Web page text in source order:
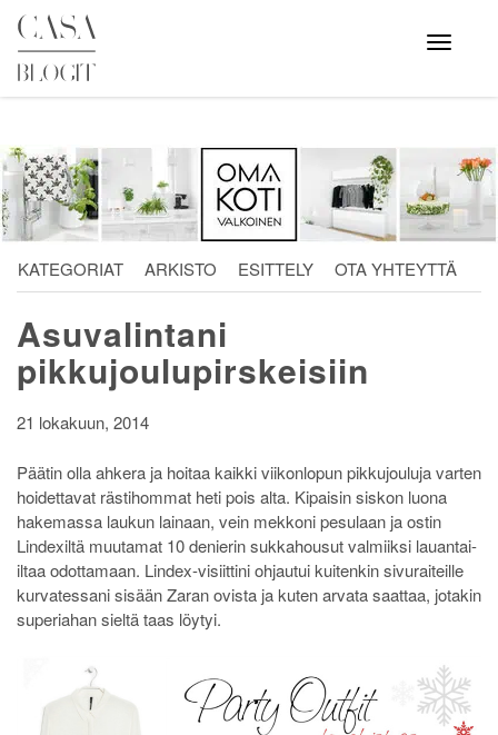
Skip
content
Avaa
valikko
KATEGORIAT ARKISTO ESITTELY OTA YHTEYTTÄ
Asuvalintani
pikkujoulupirskeisiin
21 lokakuun, 2014
Päätin olla ahkera ja hoitaa kaikki viikonlopun pikkujouluja varten
hoidettavat rästihommat heti pois alta. Kipaisin siskon luona
hakemassa laukun lainaan, vein mekkoni pesulaan ja ostin
Lindexiltä muutamat 10 denierin sukkahousut valmiiksi lauantai-
iltaa odottamaan. Lindex-visiittini ohjautui kuitenkin sivuraiteille
kurvatessani sisään Zaran ovista ja kuten arvata saattaa, jotakin
superiahan sieltä taas löytyi.